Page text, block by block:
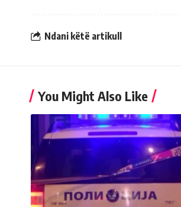
Ndani këtë artikull
You Might Also Like